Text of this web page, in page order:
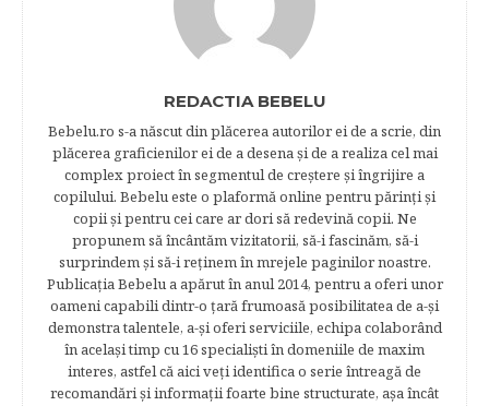
REDACTIA BEBELU
Bebelu.ro s-a născut din plăcerea autorilor ei de a scrie, din
plăcerea graficienilor ei de a desena şi de a realiza cel mai
complex proiect în segmentul de creştere şi îngrijire a
copilului. Bebelu este o plaformă online pentru părinţi şi
copii şi pentru cei care ar dori să redevină copii. Ne
propunem să încântăm vizitatorii, să-i fascinăm, să-i
surprindem şi să-i reţinem în mrejele paginilor noastre.​
Publicația Bebelu a apărut în anul 2014, pentru a oferi unor
oameni capabili dintr-o ţară frumoasă posibilitatea de a-şi
demonstra talentele, a-şi oferi serviciile, echipa colaborând
în acelaşi timp cu 16 specialişti în domeniile de maxim
interes, astfel că aici veţi identifica o serie întreagă de
recomandări şi informaţii foarte bine structurate, aşa încât